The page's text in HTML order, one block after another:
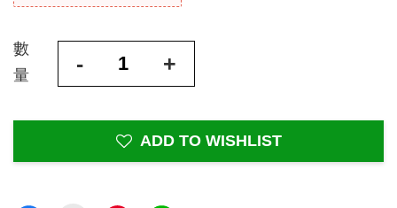
數
量
- +
ADD TO WISHLIST